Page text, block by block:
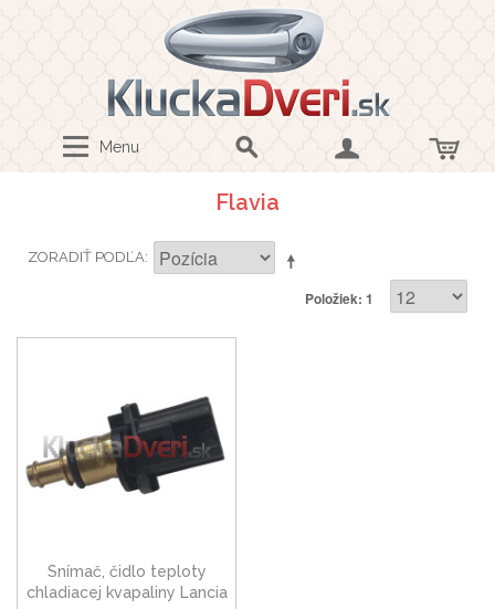
Menu
Flavia
ZORADIŤ PODĽA
Položiek: 1
Snímač, čidlo teploty
chladiacej kvapaliny Lancia